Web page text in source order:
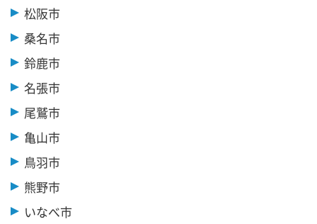
松阪市
桑名市
鈴鹿市
名張市
尾鷲市
亀山市
鳥羽市
熊野市
いなべ市